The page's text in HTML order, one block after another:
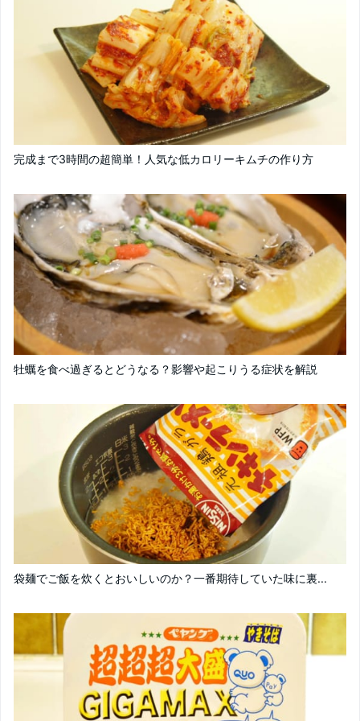
完成まで3時間の超簡単！人気な低カロリーキムチの作り方
牡蠣を食べ過ぎるとどうなる？影響や起こりうる症状を解説
袋麺でご飯を炊くとおいしいのか？一番期待していた味に裏...